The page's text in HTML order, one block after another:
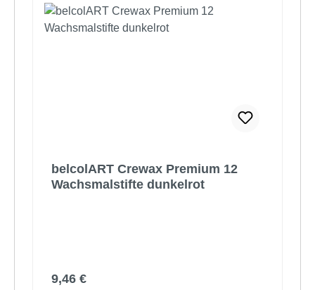
belcolART Crewax Premium 12
Wachsmalstifte dunkelrot
Regulärer Preis:
9,46 €